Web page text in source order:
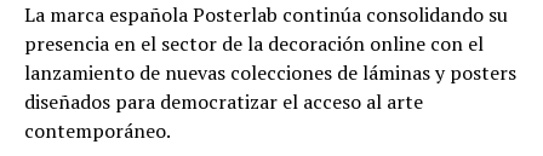
La marca española Posterlab continúa consolidando su
presencia en el sector de la decoración online con el
lanzamiento de nuevas colecciones de láminas y posters
diseñados para democratizar el acceso al arte
contemporáneo.